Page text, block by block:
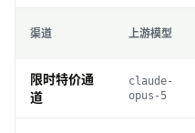
渠道 上游模型
限时特价通
道
claude-
opus-5